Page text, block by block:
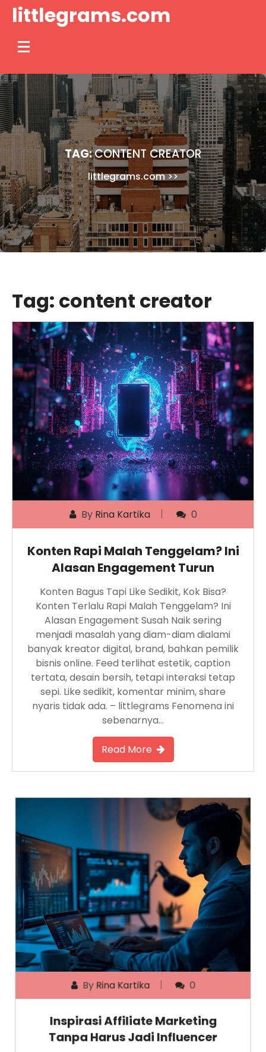
Skiplittlegrams.com
TAG:CONTENT CREATOR
littlegrams.com>>
Tag: content creator
By Rina Kartika 0
Konten Rapi Malah Tenggelam? Ini
Alasan Engagement Turun
Konten Bagus Tapi Like Sedikit, Kok Bisa?
Konten Terlalu Rapi Malah Tenggelam? Ini
Alasan Engagement Susah Naik sering
menjadi masalah yang diam-diam dialami
banyak kreator digital, brand, bahkan pemilik
bisnis online. Feed terlihat estetik, caption
tertata, desain bersih, tetapi interaksi tetap
sepi. Like sedikit, komentar minim, share
nyaris tidak ada. – littlegrams Fenomena ini
sebenarnya…
Read More
By Rina Kartika 0
Inspirasi Affiliate Marketing
Tanpa Harus Jadi Influencer